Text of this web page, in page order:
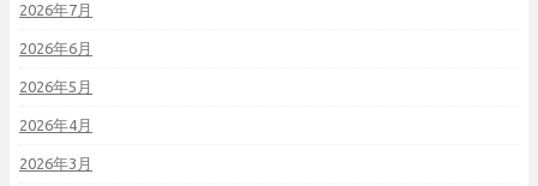
2026年7月
2026年6月
2026年5月
2026年4月
2026年3月